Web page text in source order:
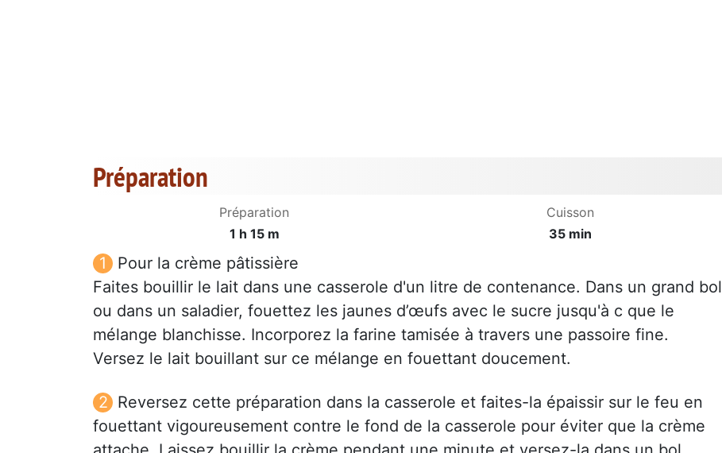
Préparation
Préparation
1 h 15 m
Cuisson
35 min
Pour la crème pâtissière
Faites bouillir le lait dans une casserole d'un litre de contenance. Dans un grand bol
ou dans un saladier, fouettez les jaunes d’œufs avec le sucre jusqu'à c que le
mélange blanchisse. Incorporez la farine tamisée à travers une passoire fine.
Versez le lait bouillant sur ce mélange en fouettant doucement.
Reversez cette préparation dans la casserole et faites-la épaissir sur le feu en
fouettant vigoureusement contre le fond de la casserole pour éviter que la crème